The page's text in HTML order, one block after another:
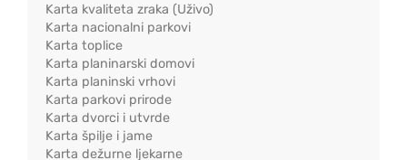
Karta kvaliteta zraka (Uživo)
Karta nacionalni parkovi
Karta toplice
Karta planinarski domovi
Karta planinski vrhovi
Karta parkovi prirode
Karta dvorci i utvrde
Karta špilje i jame
Karta dežurne ljekarne